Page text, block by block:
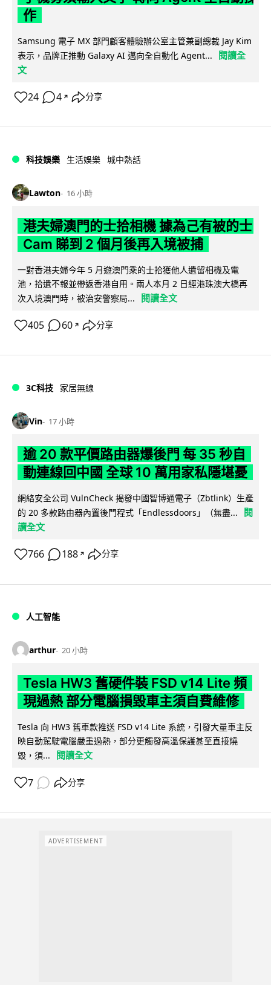
作
Samsung 電子 MX 部門顧客體驗辦公室主管兼副總裁 Jay Kim
表示，品牌正推動 Galaxy AI 邁向全自動化 Agent...
閱讀全
文
24 4 ↗ 分享
科技娛樂 生活娛樂 城中熱話
Lawton 16 小時
港夫婦澳門的士拾相機 據為己有被的士
Cam 睇到 2 個月後再入境被捕
一對香港夫婦今年 5 月遊澳門乘的士拾獲他人遺留相機及電
池，拾遺不報並帶返香港自用。兩人本月 2 日經港珠澳大橋再
次入境澳門時，被治安警察局...
閱讀全文
405 60 ↗ 分享
3C科技 家居無線
Vin 17 小時
逾 20 款平價路由器爆後門 每 35 秒自
動連線回中國 全球 10 萬用家私隱堪憂
網絡安全公司 VulnCheck 揭發中國智博通電子（Zbtlink）生產
的 20 多款路由器內置後門程式「Endlessdoors」（無盡...
閱
讀全文
766 188 ↗ 分享
人工智能
arthur 20 小時
Tesla HW3 舊硬件裝 FSD v14 Lite 頻
現過熱 部分電腦損毀車主須自費維修
Tesla 向 HW3 舊車款推送 FSD v14 Lite 系統，引發大量車主反
映自動駕駛電腦嚴重過熱，部分更觸發高溫保護甚至直接燒
毀，須...
閱讀全文
7 分享
ADVERTISEMENT